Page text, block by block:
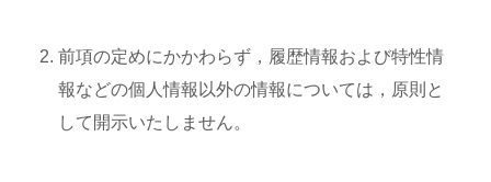
前項の定めにかかわらず，履歴情報および特性情
報などの個人情報以外の情報については，原則と
して開示いたしません。